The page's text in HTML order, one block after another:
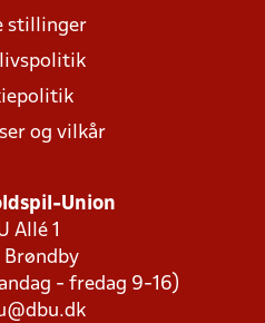
stillinger
og vilkår
Union
Allé 1
- fredag 9-16)